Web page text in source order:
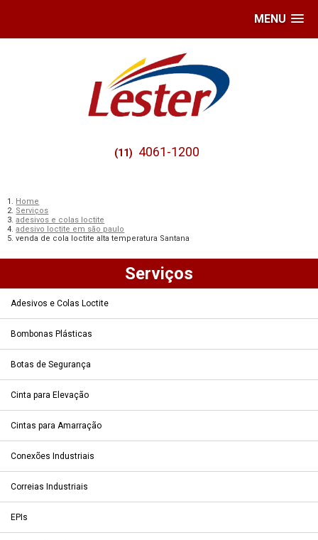
MENU
(11) 4061-1200
Home
Serviços
adesivos e colas loctite
adesivo loctite em são paulo
venda de cola loctite alta temperatura Santana
Serviços
Adesivos e Colas Loctite
Bombonas Plásticas
Botas de Segurança
Cinta para Elevação
Cintas para Amarração
Conexões Industriais
Correias Industriais
EPIs